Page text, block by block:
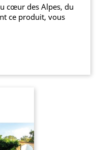
cœur des Alpes, du
ce produit, vous